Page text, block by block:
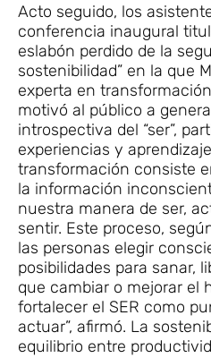
Acto seguido, los
conferencia inaugural
eslabón perdido de la
sostenibilidad” en la que
experta en
motivó al público a
introspectiva del “ser”,
experiencias y
transformación consiste
la información
nuestra manera de ser,
sentir. Este proceso,
las personas elegir
posibilidades para sanar,
que cambiar o mejorar el
fortalecer el SER como
actuar”, afirmó. La
equilibrio entre